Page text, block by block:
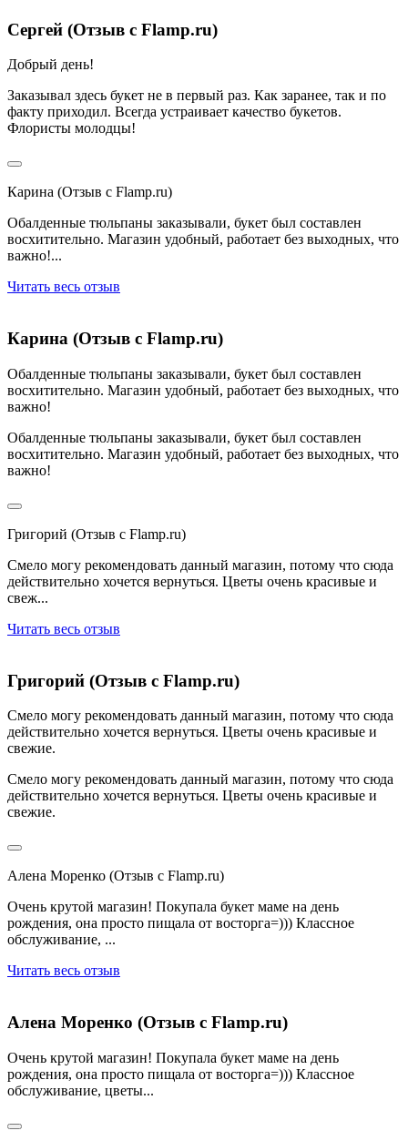
Сергей (Отзыв с Flamp.ru)
Добрый день!
Заказывал здесь букет не в первый раз. Как заранее, так и по
факту приходил. Всегда устраивает качество букетов.
Флористы молодцы!
Карина (Отзыв с Flamp.ru)
Обалденные тюльпаны заказывали, букет был составлен
восхитительно. Магазин удобный, работает без выходных, что
важно!...
Читать весь отзыв
Карина (Отзыв с Flamp.ru)
Обалденные тюльпаны заказывали, букет был составлен
восхитительно. Магазин удобный, работает без выходных, что
важно!
Обалденные тюльпаны заказывали, букет был составлен
восхитительно. Магазин удобный, работает без выходных, что
важно!
Григорий (Отзыв с Flamp.ru)
Смело могу рекомендовать данный магазин, потому что сюда
действительно хочется вернуться. Цветы очень красивые и
свеж...
Читать весь отзыв
Григорий (Отзыв с Flamp.ru)
Смело могу рекомендовать данный магазин, потому что сюда
действительно хочется вернуться. Цветы очень красивые и
свежие.
Смело могу рекомендовать данный магазин, потому что сюда
действительно хочется вернуться. Цветы очень красивые и
свежие.
Алена Моренко (Отзыв с Flamp.ru)
Очень крутой магазин! Покупала букет маме на день
рождения, она просто пищала от восторга=))) Классное
обслуживание, ...
Читать весь отзыв
Алена Моренко (Отзыв с Flamp.ru)
Очень крутой магазин! Покупала букет маме на день
рождения, она просто пищала от восторга=))) Классное
обслуживание, цветы...